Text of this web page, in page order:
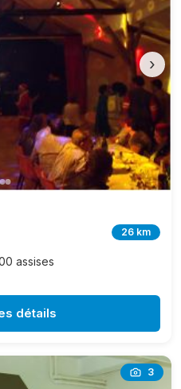
›
26 km
assises
détails
3